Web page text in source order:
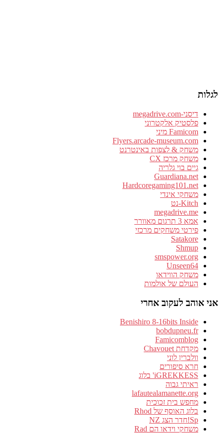
לגלות
דיסני-megadrive.com
פלסטיק אלקטרוני
Famicom מיני
Flyers.arcade-museum.com
משחק & לצפות באינטרנט
משחק מרכז CX
גיים בוי גלריה
Guardiana.net
Hardcoregaming101.net
משחקי אינדי
Kitch-נט
megadrive.me
אמא 3 תרגום מאוורר
פירטי משחקים מרכזי
Satakore
Shmup
smspower.org
Unseen64
משחק הווידאו
העולם של אולמות
אני אוהב לעקוב אחרי
Benishiro 8-16bits Inside
bobdupneu.fr
Famicomblog
מקדחת Chavouet
וולברין לוני
חרא סיפורים
iGREKKESS' בלוג
ראיתי גבוה
lafautealamanette.org
מחפש בית זכוכית
בלוג האוסף של Rhod
Sp!חדר הצג NZ
משחקי וידאו הם Rad